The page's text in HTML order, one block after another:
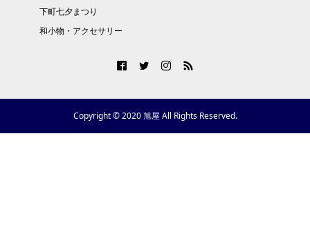
下町七夕まつり
和小物・アクセサリー
Copyright © 2020 旭屋 All Rights Reserved.